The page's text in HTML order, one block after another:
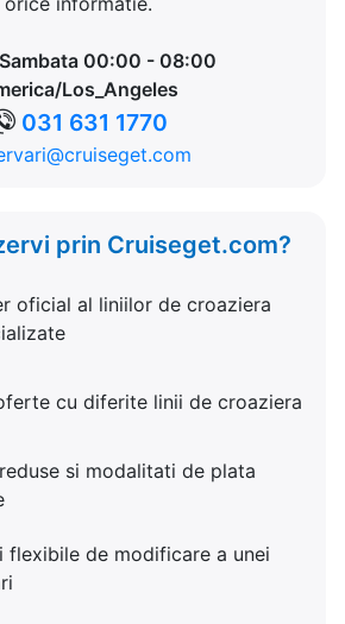
00:00 - 08:00
Los_Angeles
031 631 1770
prin Cruiseget.com?
oficial al liniilor de croaziera
cu diferite linii de croaziera
si modalitati de plata
flexibile de modificare a unei